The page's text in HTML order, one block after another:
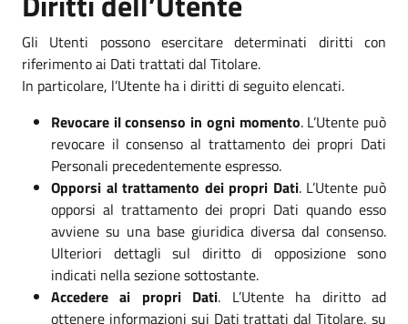
Gli Utenti possono esercitare determinati diritti con
riferimento ai Dati trattati dal Titolare.
In particolare, l’Utente ha i diritti di seguito elencati.
Revocare il consenso in ogni momento. L’Utente può
revocare il consenso al trattamento dei propri Dati
Personali precedentemente espresso.
Opporsi al trattamento dei propri Dati. L’Utente può
opporsi al trattamento dei propri Dati quando esso
avviene su una base giuridica diversa dal consenso.
Ulteriori dettagli sul diritto di opposizione sono
indicati nella sezione sottostante.
Accedere ai propri Dati. L’Utente ha diritto ad
ottenere informazioni sui Dati trattati dal Titolare, su